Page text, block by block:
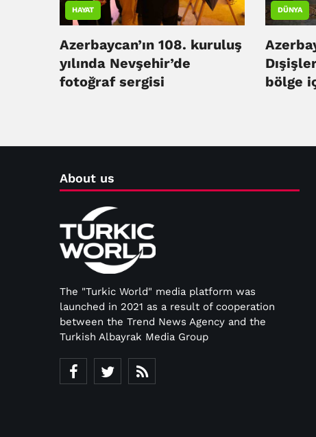
HAYAT
Azerbaycan’ın 108. kuruluş
yılında Nevşehir’de
fotoğraf sergisi
DÜNYA
bölge
About us
The "Turkic World" media platform was
launched in 2021 as a result of cooperation
between the Trend News Agency and the
Turkish Albayrak Media Group